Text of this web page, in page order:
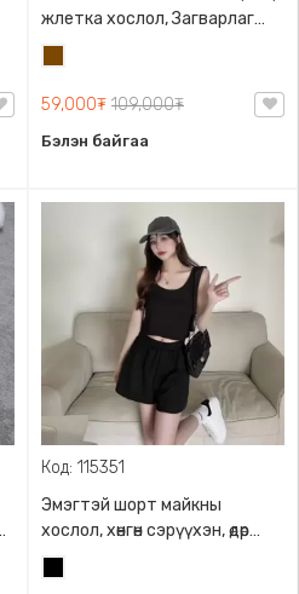
жлетка хослол, Загварлаг
дэгжин чамин хийцтэй
59,000₮ 109,000₮
Бэлэн байгаа
Код: 115351
Эмэгтэй шорт майкны
хослол, хөнгөн сэрүүхэн, өдөр
тутамд болон аялал
зугаалганд өмсөхөд